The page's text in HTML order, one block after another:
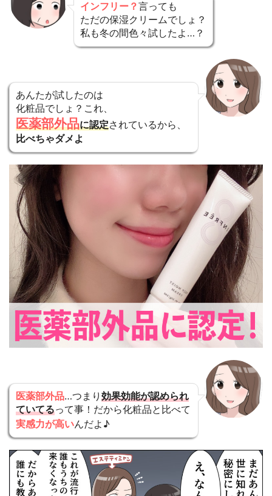
インフリー？言っても
ただの保湿クリームでしょ？
私も冬の間色々試したよ…？
あんたが試したのは
化粧品でしょ？ これ、
医薬部外品に認定されているから、
比べちゃダメよ
医薬部外品…つまり 効果効能が認められ
ていてるって事！だから化粧品と比べて
実感力が高いんだよ♪